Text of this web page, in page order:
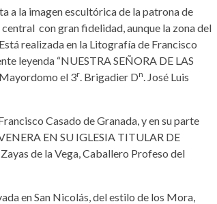
a la imagen escultórica de la patrona de
con gran fidelidad, aunque la zona del
realizada en la Litografía de Francisco
leyenda “NUESTRA SEÑORA DE LAS
el 3r . Brigadier Dn
. José Luis
Casado de Granada, y en su parte
EN SU IGLESIA TITULAR DE
de la Vega, Caballero Profeso del
en San Nicolás, del estilo de los Mora,